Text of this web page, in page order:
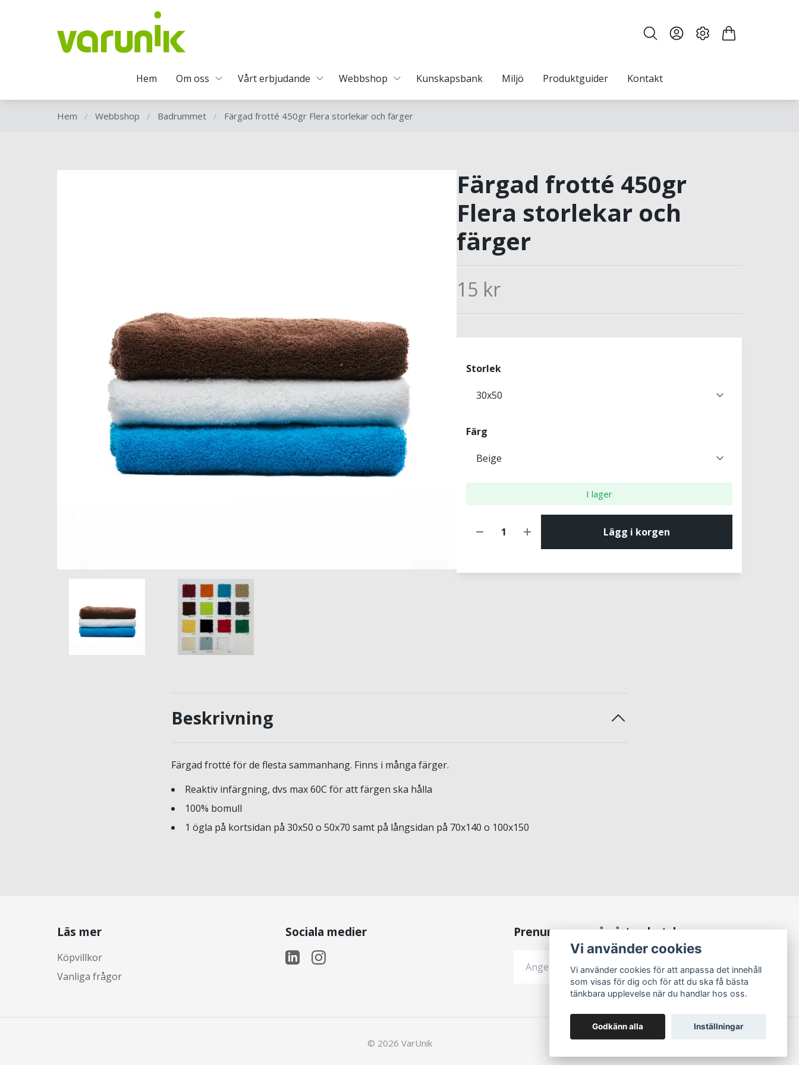
Hem Om oss Vårt erbjudande Webbshop Kunskapsbank Miljö Produktguider Kontakt
Hem / Webbshop / Badrummet / Färgad frotté 450gr Flera storlekar och färger
Färgad frotté 450gr
Flera storlekar och
färger
15 kr
Storlek
Färg
I lager
Lägg i korgen
Beskrivning
Färgad frotté för de flesta sammanhang. Finns i många färger.
Reaktiv infärgning, dvs max 60C för att färgen ska hålla
100% bomull
1 ögla på kortsidan på 30x50 o 50x70 samt på långsidan på 70x140 o 100x150
Läs mer
Köpvillkor
Vanliga frågor
Sociala medier Prenumerera på vårt nyhetsbrev
Prenumerera
© 2026 VarUnik
Vi använder cookies
Vi använder cookies för att anpassa det innehåll
som visas för dig och för att du ska få bästa
tänkbara upplevelse när du handlar hos oss.
Godkänn alla Inställningar